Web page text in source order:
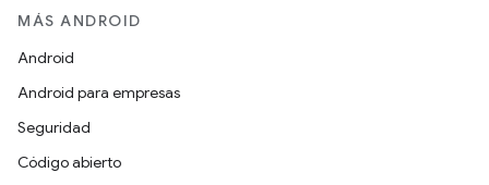
MÁS ANDROID
Android
Android para empresas
Seguridad
Código abierto